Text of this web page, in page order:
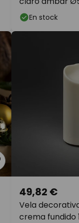
En stock
Vela
crema fundido
49,82 €